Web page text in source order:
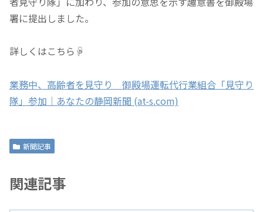
署に提出しました。
詳しくはこちら☟
業務中、高齢者を見守り 御殿場運転代行業組合「見守り
隊」参加｜あなたの静岡新聞 (at-s.com)
新聞記事
関連記事